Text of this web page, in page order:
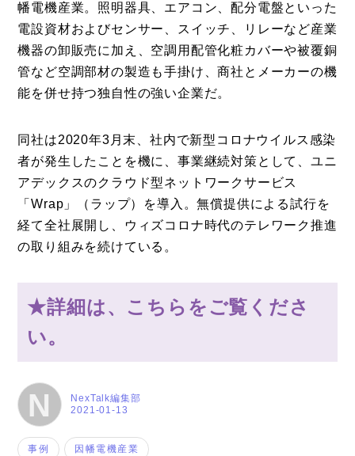
幡電機産業。照明器具、エアコン、配分電盤といった
電設資材およびセンサー、スイッチ、リレーなど産業
機器の卸販売に加え、空調用配管化粧カバーや被覆銅
管など空調部材の製造も手掛け、商社とメーカーの機
能を併せ持つ独自性の強い企業だ。
同社は2020年3月末、社内で新型コロナウイルス感染
者が発生したことを機に、事業継続対策として、ユニ
アデックスのクラウド型ネットワークサービス
「Wrap」（ラップ）を導入。無償提供による試行を
経て全社展開し、ウィズコロナ時代のテレワーク推進
の取り組みを続けている。
★詳細は、こちらをご覧くださ
い。
N 2021-01-13
NexTalk編集部
事例 因幡電機産業